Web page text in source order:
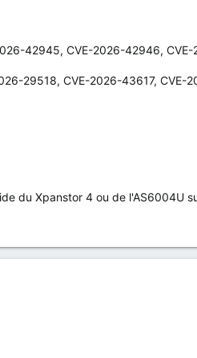
42945, CVE-2026-42946,
29518, CVE-2026-43617, CVE-
du Xpanstor 4 ou de l'AS6004U